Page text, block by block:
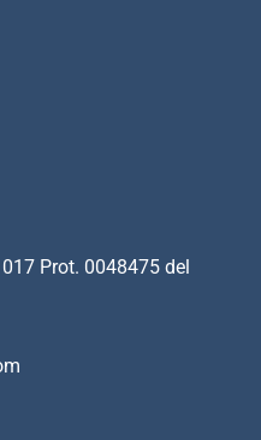
Prot. 0048475 del